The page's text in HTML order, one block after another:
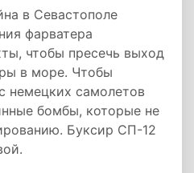
в Севастополе
фарватера
чтобы пресечь выход
в море. Чтобы
немецких самолетов
бомбы, которые не
Буксир СП-12